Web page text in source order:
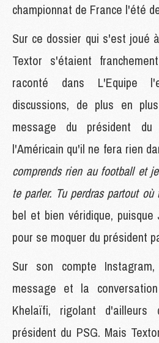
championnat de France l'été
Sur ce dossier qui s'est joué
Textor s'étaient
raconté dans L'Equipe
discussions, de plus en
message du président
l'Américain qu'il ne fera rien
comprends rien au football et
te parler. Tu perdras partout
bel et bien véridique,
pour se moquer du président
Sur son compte
message et la
Khelaïfi, rigolant
président du PSG. Mais